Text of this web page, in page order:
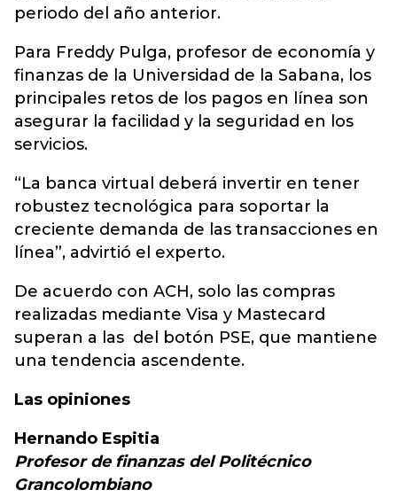
periodo del año anterior.
Para Freddy Pulga, profesor de economía y
finanzas de la Universidad de la Sabana, los
principales retos de los pagos en línea son
asegurar la facilidad y la seguridad en los
servicios.
“La banca virtual deberá invertir en tener
robustez tecnológica para soportar la
creciente demanda de las transacciones en
línea”, advirtió el experto.
De acuerdo con ACH, solo las compras
realizadas mediante Visa y Mastecard
superan a las del botón PSE, que mantiene
una tendencia ascendente.
Las opiniones
Hernando Espitia
Profesor de finanzas del Politécnico
Grancolombiano